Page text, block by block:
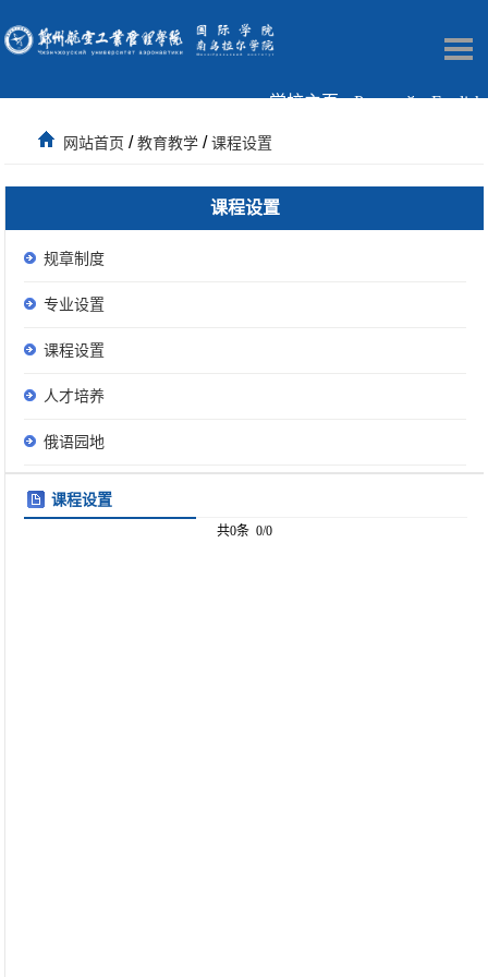
学校主页 Русский English
网站首页 /教育教学 /课程设置
课程设置
规章制度
专业设置
课程设置
人才培养
俄语园地
课程设置
共0条 0/0